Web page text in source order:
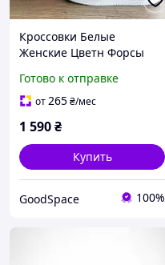
Кроссовки Белые
Женские Цветн Форсы
розмірів в описі)
Готово к отправке
от265₴/мес
1 590₴
Купить
GoodSpace 100%